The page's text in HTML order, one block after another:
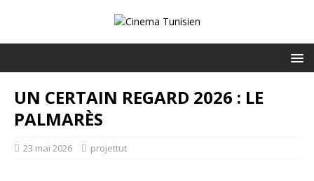
UN CERTAIN REGARD 2026 : LE
PALMARÈS
23 mai 2026 projettut